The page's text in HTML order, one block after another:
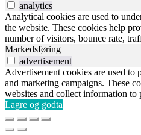
analytics
Analytical cookies are used to
the website. These cookies help
number of visitors, bounce rate,
Markedsføring
advertisement
Advertisement cookies are used
and marketing campaigns. These
websites and collect information to
Lagre og godta